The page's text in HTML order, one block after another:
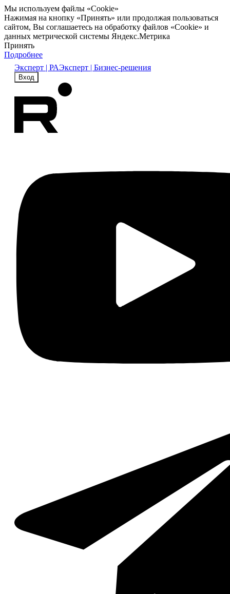
Мы используем файлы «Cookie»
Нажимая на кнопку «Принять» или продолжая пользоваться
сайтом, Вы соглашаетесь на обработку файлов «Cookie» и
данных метрической системы Яндекс.Метрика
Принять
Подробнее
Эксперт | РАЭксперт | Бизнес-решения
Вход